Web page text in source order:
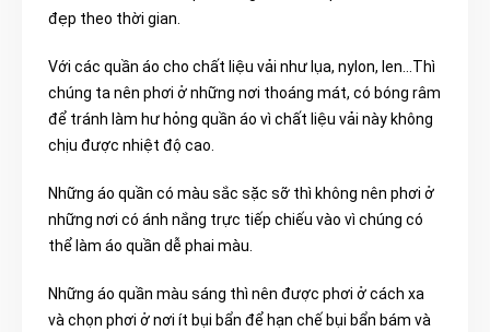
đẹp theo thời gian.
Với các quần áo cho chất liệu vải như lụa, nylon, len…Thì
chúng ta nên phơi ở những nơi thoáng mát, có bóng râm
để tránh làm hư hỏng quần áo vì chất liệu vải này không
chịu được nhiệt độ cao.
Những áo quần có màu sắc sặc sỡ thì không nên phơi ở
những nơi có ánh nắng trực tiếp chiếu vào vì chúng có
thể làm áo quần dễ phai màu.
Những áo quần màu sáng thì nên được phơi ở cách xa
và chọn phơi ở nơi ít bụi bẩn để hạn chế bụi bẩn bám và